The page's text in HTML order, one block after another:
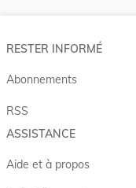
RESTER INFORMÉ
Abonnements
RSS
ASSISTANCE
Aide et à propos